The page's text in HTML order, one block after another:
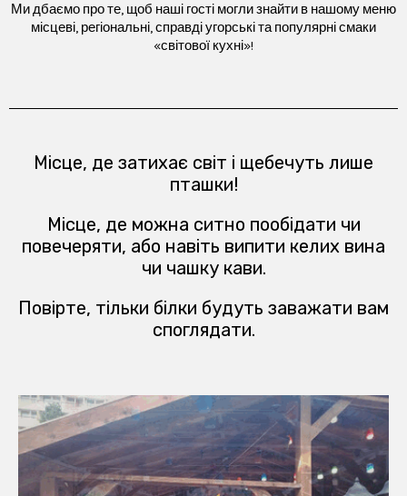
Ми дбаємо про те, щоб наші гості могли знайти в нашому меню
місцеві, регіональні, справді угорські та популярні смаки
«світової кухні»!
Місце, де затихає світ і щебечуть лише
пташки!
Місце, де можна ситно пообідати чи
повечеряти, або навіть випити келих вина
чи чашку кави.
Повірте, тільки білки будуть заважати вам
споглядати.